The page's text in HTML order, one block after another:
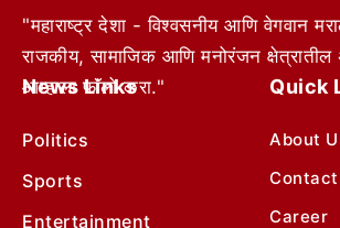
"महाराष्ट्र देशा - विश्वसनीय आणि वेगवान
राजकीय, सामाजिक आणि मनोरंजन क्षेत्रातील
आम्हाला फॉलो करा."
News Links
Politics
Sports
Entertainment
Quick
About
Career